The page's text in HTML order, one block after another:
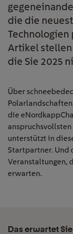
die die
Technologien
Artikel stellen
die Sie 2025
Über
die
unterstützt in
Startpartner. Und
Veranstaltungen,
erwarten.
Das erwartet